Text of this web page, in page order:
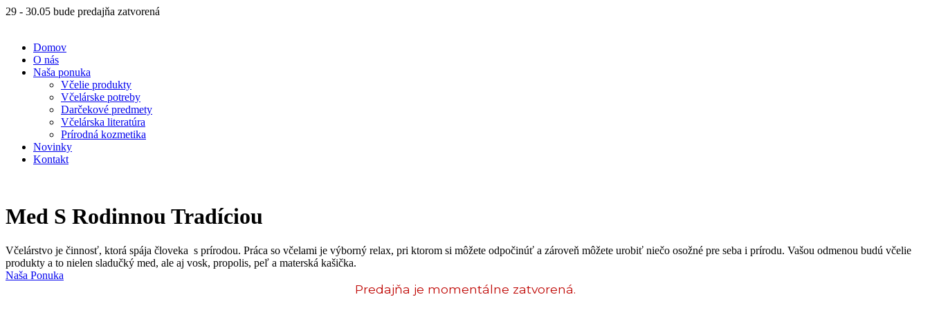
29 - 30.05 bude predajňa zatvorená
Domov
O nás
Naša ponuka
Včelie produkty
Včelárske potreby
Darčekové predmety
Včelárska literatúra
Prírodná kozmetika
Novinky
Kontakt
Med S Rodinnou Tradíciou
Včelárstvo je činnosť, ktorá spája človeka s prírodou. Práca so včelami je výborný relax, pri ktorom si môžete odpočinúť a zároveň môžete urobiť niečo osožné pre seba i prírodu. Vašou odmenou budú včelie
produkty a to nielen sladučký med, ale aj vosk, propolis, peľ a materská kašička.
Naša Ponuka
Predajňa je momentálne zatvorená.